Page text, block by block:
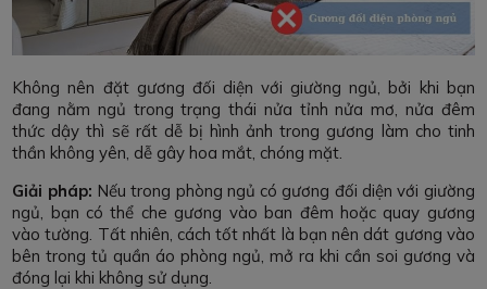
Không nên đặt gương đối diện với giường ngủ, bởi khi bạn
đang nằm ngủ trong trạng thái nửa tỉnh nửa mơ, nửa đêm
thức dậy thì sẽ rất dễ bị hình ảnh trong gương làm cho tinh
thần không yên, dễ gây hoa mắt, chóng mặt.
Giải pháp: Nếu trong phòng ngủ có gương đối diện với giường
ngủ, bạn có thể che gương vào ban đêm hoặc quay gương
vào tường. Tất nhiên, cách tốt nhất là bạn nên dát gương vào
bên trong tủ quần áo phòng ngủ, mở ra khi cần soi gương và
đóng lại khi không sử dụng.